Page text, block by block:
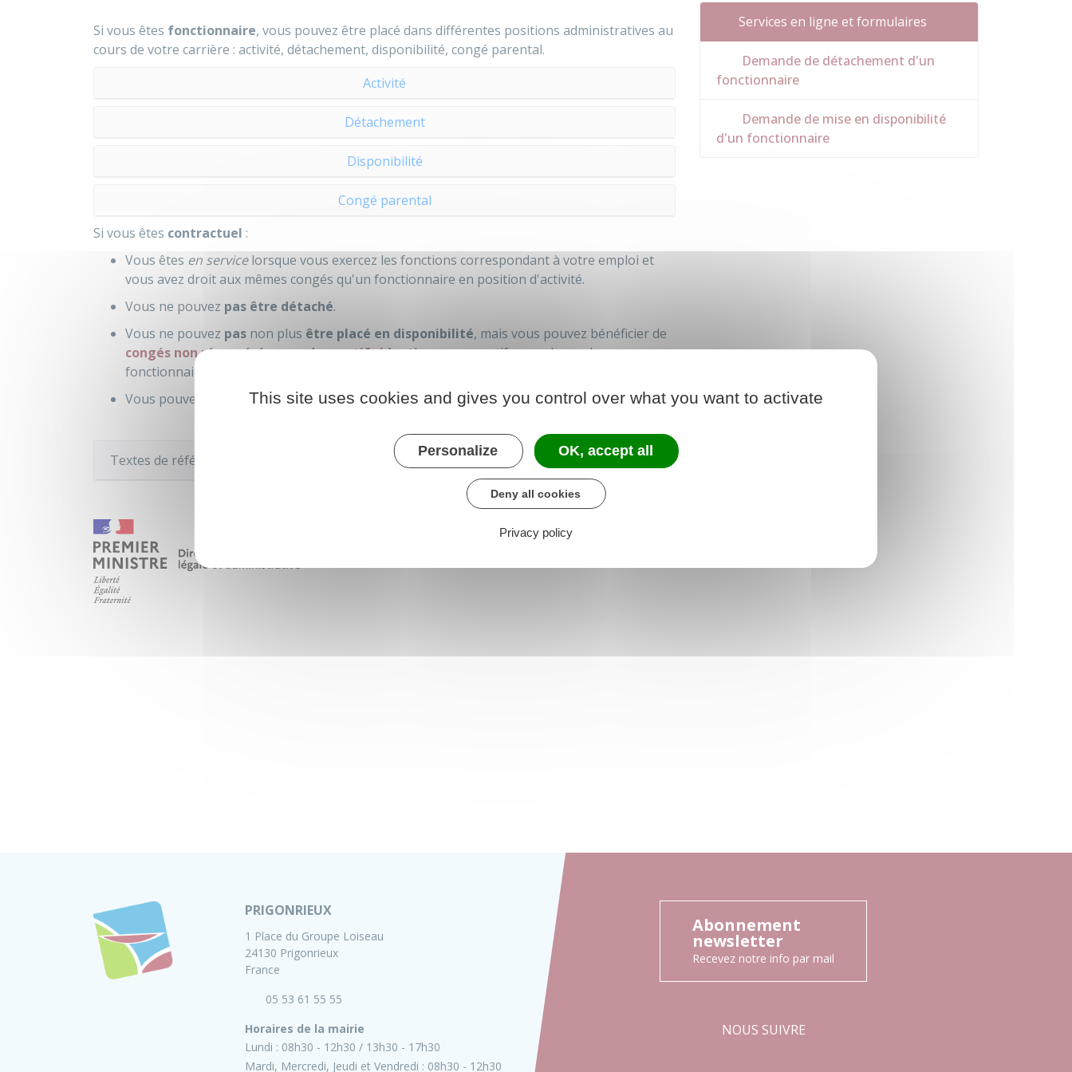
Si vous êtes fonctionnaire, vous pouvez être placé dans différentes positions administratives au
cours de votre carrière : activité, détachement, disponibilité, congé parental.
Activité
Détachement
Disponibilité
Congé parental
Si vous êtes contractuel :
Vous êtes en servicelorsque vous exercez les fonctions correspondant à votre emploi et
vous avez droit aux mêmes congés qu'un fonctionnaire en position d'activité.
Vous ne pouvez pas être détaché.
Vous ne pouvez pas non plus être placé en disponibilité, mais vous pouvez bénéficier de
congés non rémunérés pour des motifs identiquesaux motifs pour lesquels un
fonctionnaire peut bénéficier d'une disponibilité.
Vous pouvez bénéficier du congé parental.
Textes de référence
Services en ligne et formulaires
Demande de détachement d'un
fonctionnaire
Demande de mise en disponibilité
d'un fonctionnaire
PRIGONRIEUX
1 Place du Groupe Loiseau
24130 Prigonrieux
France
05 53 61 55 55
Horaires de la mairie
Lundi : 08h30 - 12h30
13h30 - 17h30
Mardi, Mercredi, Jeudi et Vendredi : 08h30 - 12h30
Abonnement
newsletter
Recevez notre info par mail
NOUS SUIVRE
This site uses cookies and gives you control over what you want to activate
Personalize OK, accept all
Deny all cookies
Privacy policy